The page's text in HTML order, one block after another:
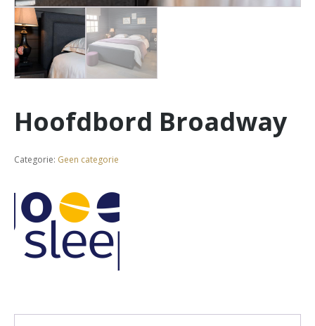
Hoofdbord Broadway
Categorie: Geen categorie